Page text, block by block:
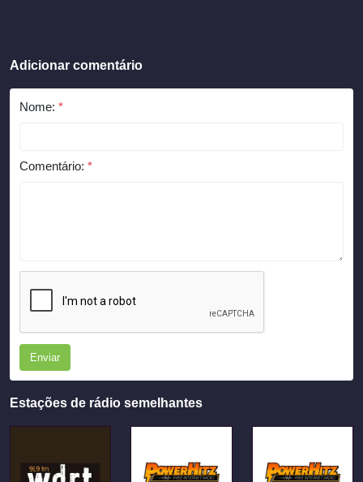
Adicionar comentário
Nome: *
Comentário: *
Enviar
Estações de rádio semelhantes